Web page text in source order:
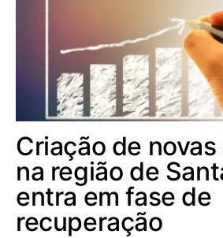
Criação de
na região de
entra em fase de
recuperação